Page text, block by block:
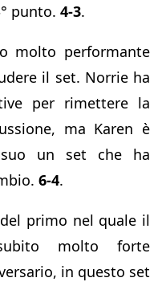
punto. 4-3.
molto performante
il set. Norrie ha
per rimettere la
ma Karen è
un set che ha
6-4.
primo nel quale il
molto forte
in questo set